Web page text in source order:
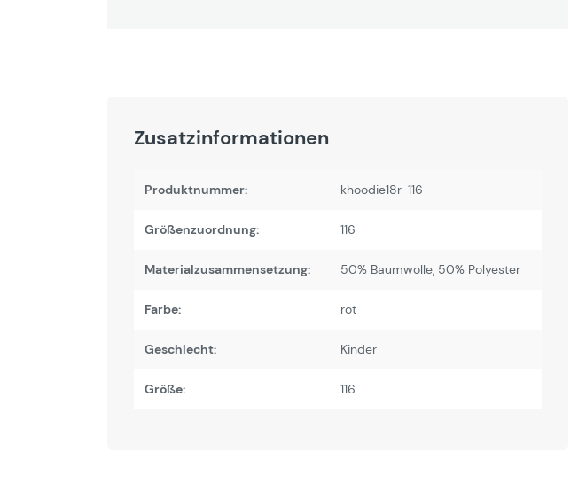
Zusatzinformationen
Produktnummer: khoodie18r-116
Größenzuordnung: 116
Materialzusammensetzung: 50% Baumwolle, 50% Polyester
Farbe: rot
Geschlecht: Kinder
Größe: 116